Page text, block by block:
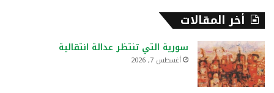
أخر المقالات
سورية التي تنتظر عدالة انتقالية
أغسطس 7, 2026